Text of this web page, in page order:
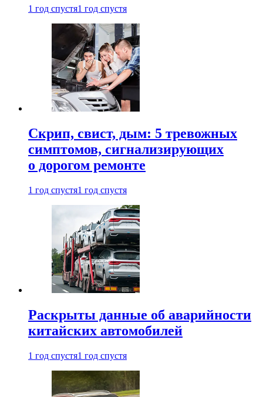
1 год спустя1 год спустя
Скрип, свист, дым: 5 тревожных
симптомов, сигнализирующих
о дорогом ремонте
1 год спустя1 год спустя
Раскрыты данные об аварийности
китайских автомобилей
1 год спустя1 год спустя